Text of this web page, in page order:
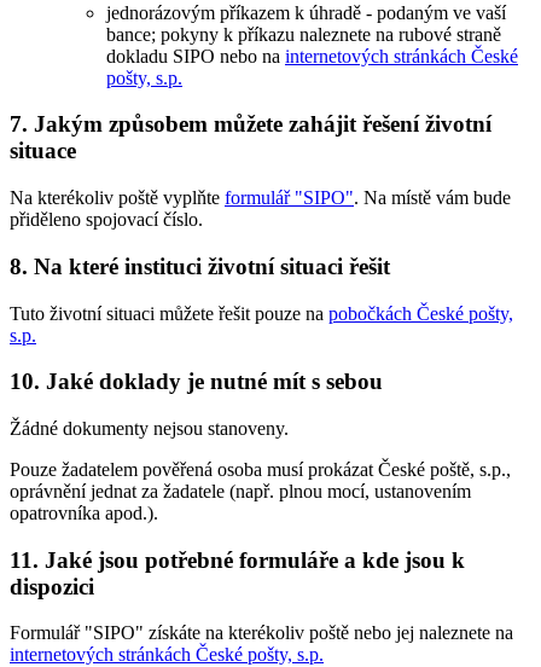
jednorázovým příkazem k úhradě - podaným ve vaší
bance; pokyny k příkazu naleznete na rubové straně
dokladu SIPO nebo na internetových stránkách České
pošty, s.p.
7. Jakým způsobem můžete zahájit řešení životní
situace
Na kterékoliv poště vyplňte formulář "SIPO". Na místě vám bude
přiděleno spojovací číslo.
8. Na které instituci životní situaci řešit
Tuto životní situaci můžete řešit pouze na pobočkách České pošty,
s.p.
10. Jaké doklady je nutné mít s sebou
Žádné dokumenty nejsou stanoveny.
Pouze žadatelem pověřená osoba musí prokázat České poště, s.p.,
oprávnění jednat za žadatele (např. plnou mocí, ustanovením
opatrovníka apod.).
11. Jaké jsou potřebné formuláře a kde jsou k
dispozici
Formulář "SIPO" získáte na kterékoliv poště nebo jej naleznete na
internetových stránkách České pošty, s.p.